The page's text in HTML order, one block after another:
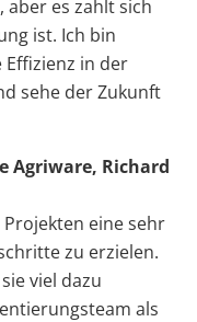
aber es zahlt sich
ist. Ich bin
in der
sehe der Zukunft
Agriware, Richard
eine sehr
zu erzielen.
viel dazu
als